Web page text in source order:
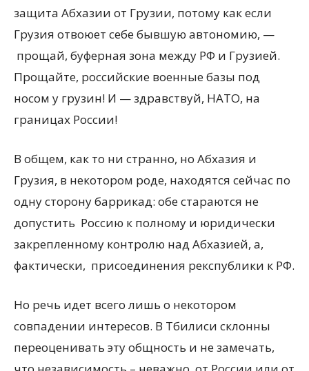
защита Абхазии от Грузии, потому как если
Грузия отвоюет себе бывшую автономию, —
прощай, буферная зона между РФ и Грузией.
Прощайте, российские военные базы под
носом у грузин! И — здравствуй, НАТО, на
границах России!
В общем, как то ни странно, но Абхазия и
Грузия, в некотором роде, находятся сейчас по
одну сторону баррикад: обе стараются не
допустить Россию к полному и юридически
закрепленному контролю над Абхазией, а,
фактически, присоединения рекспублики к РФ.
Но речь идет всего лишь о некотором
совпадении интересов. В Тбилиси склонны
переоценивать эту общность и не замечать,